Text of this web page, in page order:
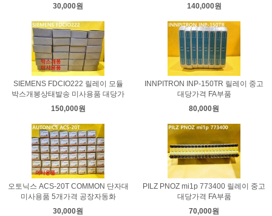
30,000원
140,000원
SIEMENS FDCIO222 릴레이 모듈
박스개봉상태발송 미사용품 대당가
150,000원
INNPITRON INP-150TR 릴레이 중고
대당가격 FA부품
80,000원
오토닉스 ACS-20T COMMON 단자대
미사용품 5개가격 공장자동화
30,000원
PILZ PNOZ mi1p 773400 릴레이 중고
대당가격 FA부품
70,000원